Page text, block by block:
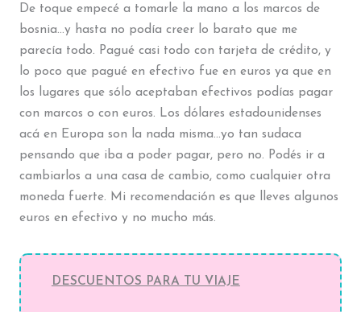
De toque empecé a tomarle la mano a los marcos de
bosnia…y hasta no podía creer lo barato que me
parecía todo. Pagué casi todo con tarjeta de crédito, y
lo poco que pagué en efectivo fue en euros ya que en
los lugares que sólo aceptaban efectivos podías pagar
con marcos o con euros. Los dólares estadounidenses
acá en Europa son la nada misma…yo tan sudaca
pensando que iba a poder pagar, pero no. Podés ir a
cambiarlos a una casa de cambio, como cualquier otra
moneda fuerte. Mi recomendación es que lleves algunos
euros en efectivo y no mucho más.
DESCUENTOS PARA TU VIAJE